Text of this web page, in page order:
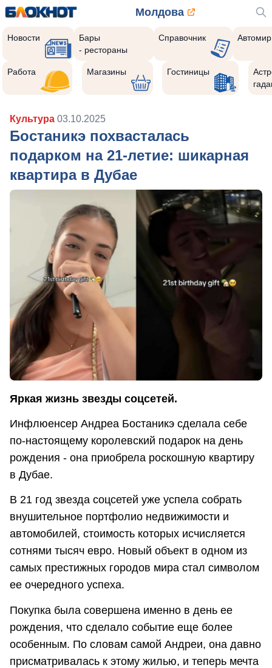
Молдова
Новости
Бары
- рестораны
Справочник Автомир
Работа Магазины Гостиницы
Культура 03.10.2025
Бостаникэ похвасталась
подарком на 21-летие: шикарная
квартира в Дубае
Яркая жизнь звезды соцсетей.
Инфлюенсер Андреа Бостаникэ сделала себе
по-настоящему королевский подарок на день
рождения - она приобрела роскошную квартиру
в Дубае.
В 21 год звезда соцсетей уже успела собрать
внушительное портфолио недвижимости и
автомобилей, стоимость которых исчисляется
сотнями тысяч евро. Новый объект в одном из
самых престижных городов мира стал символом
ее очередного успеха.
Покупка была совершена именно в день ее
рождения, что сделало событие еще более
особенным. По словам самой Андреи, она давно
присматривалась к этому жилью, и теперь мечта